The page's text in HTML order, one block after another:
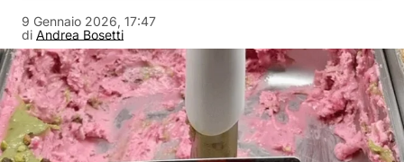
di Andrea Bosetti
9 Gennaio 2026, 17:47